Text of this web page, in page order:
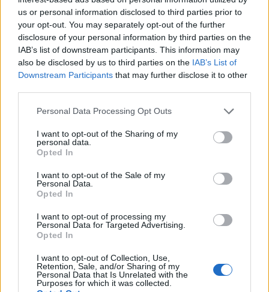
us or personal information disclosed to third parties prior to
your opt-out. You may separately opt-out of the further
disclosure of your personal information by third parties on the
IAB’s list of downstream participants. This information may
also be disclosed by us to third parties on the IAB’s List of
Downstream Participants that may further disclose it to other
Personal Data Processing Opt Outs
I want to opt-out of the Sharing of my
personal data.
Opted In
I want to opt-out of the Sale of my
Personal Data.
Opted In
I want to opt-out of processing my
Personal Data for Targeted Advertising.
Opted In
I want to opt-out of Collection, Use,
Retention, Sale, and/or Sharing of my
Personal Data that Is Unrelated with the
Purposes for which it was collected.
Argentiina – Kroatia
ensimmäinen välierä – näin
MM-kisojen nopeimmat